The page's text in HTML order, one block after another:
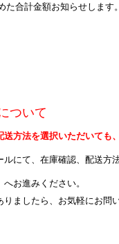
た合計金額お知らせします。
ついて
方法を選択いただいても
にて、在庫確認、配送
お進みください。
ましたら、お気軽にお問